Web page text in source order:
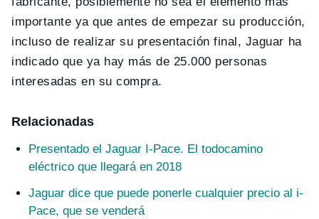
importante ya que antes de empezar su producción,
incluso de realizar su presentación final, Jaguar ha
indicado que ya hay más de 25.000 personas
interesadas en su compra.
Relacionadas
Presentado el Jaguar I-Pace. El todocamino
eléctrico que llegará en 2018
Jaguar dice que puede ponerle cualquier precio al i-
Pace, que se venderá